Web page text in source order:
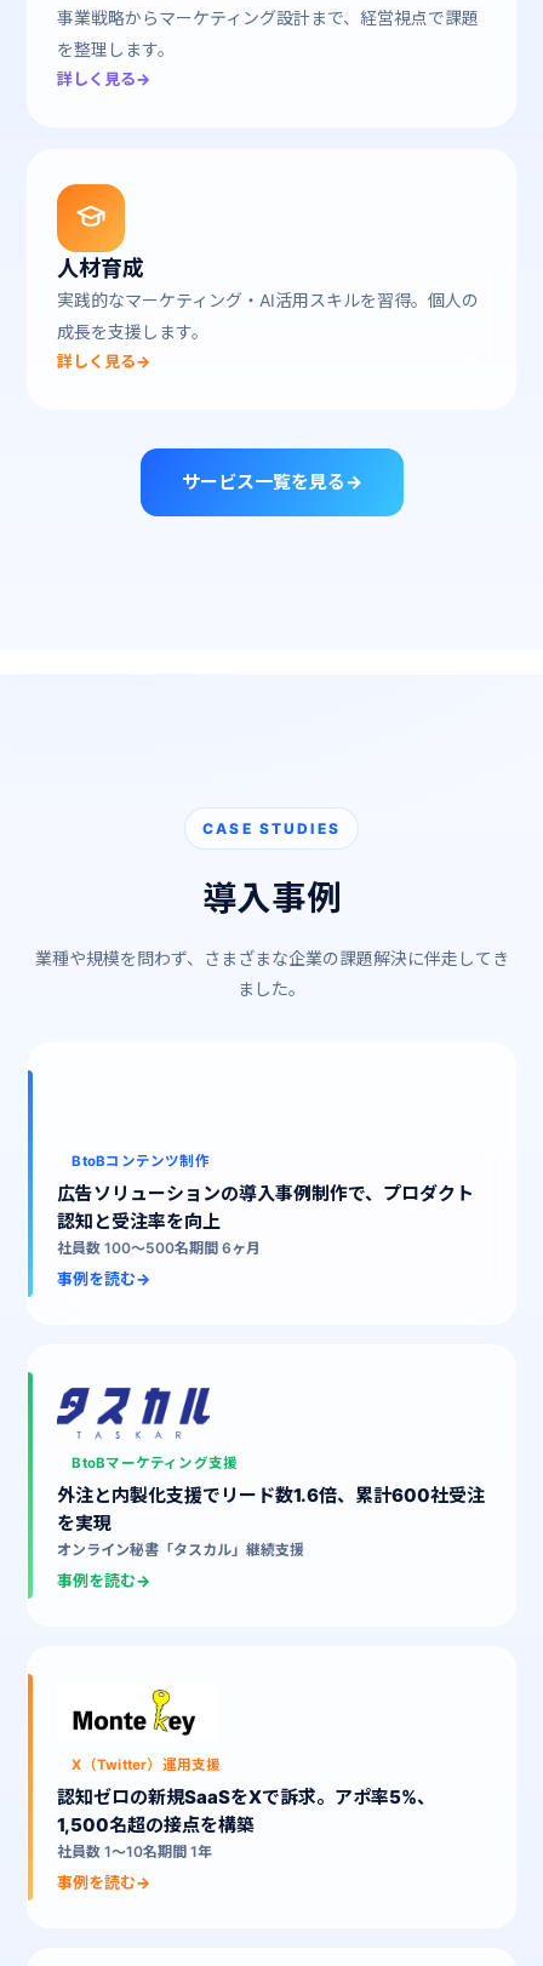
事業戦略からマーケティング設計まで、経営視点で課題
を整理します。
詳しく見る→
人材育成
実践的なマーケティング・AI活用スキルを習得。個人の
成長を支援します。
詳しく見る→
サービス一覧を見る→
CASE STUDIES
導入事例
業種や規模を問わず、さまざまな企業の課題解決に伴走してき
ました。
BtoBコンテンツ制作
広告ソリューションの導入事例制作で、プロダクト
認知と受注率を向上
社員数 100〜500名期間 6ヶ月
事例を読む→
BtoBマーケティング支援
外注と内製化支援でリード数1.6倍、累計600社受注
を実現
オンライン秘書「タスカル」継続支援
事例を読む→
X（Twitter）運用支援
認知ゼロの新規SaaSをXで訴求。アポ率5%、
1,500名超の接点を構築
社員数 1〜10名期間 1年
事例を読む→